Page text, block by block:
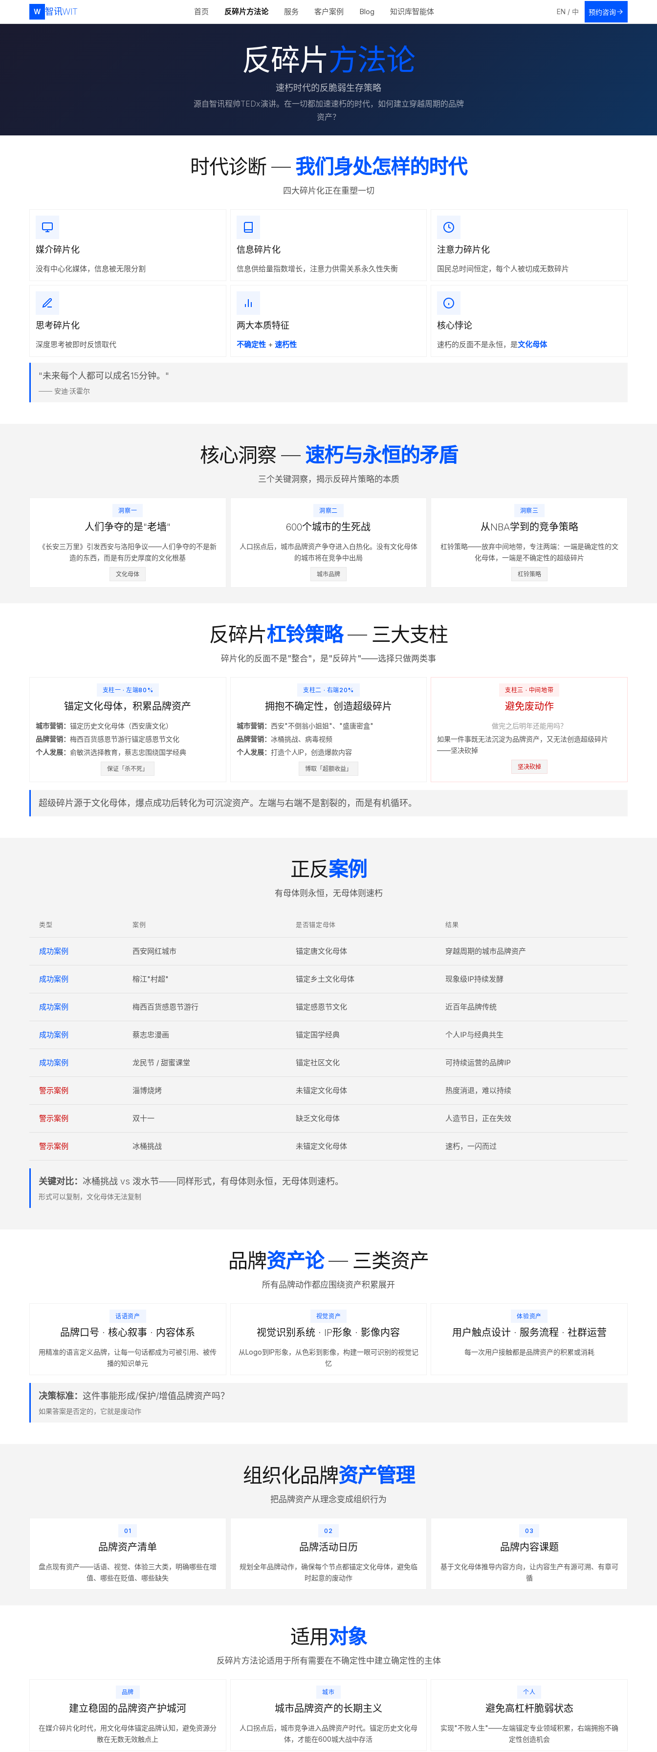
W 智讯WIT 首页 反碎片方法论 服务 客户案例 Blog 知识库智能体 EN / 中 预约咨询
反碎片方法论
速朽时代的反脆弱生存策略
源自智讯程帅TEDx演讲。在一切都加速速朽的时代，如何建立穿越周期的品牌
资产？
时代诊断 — 我们身处怎样的时代
四大碎片化正在重塑一切
媒介碎片化
没有中心化媒体，信息被无限分割
信息碎片化
信息供给量指数增长，注意力供需关系永久性失衡
注意力碎片化
国民总时间恒定，每个人被切成无数碎片
思考碎片化
深度思考被即时反馈取代
两大本质特征
不确定性+ 速朽性
核心悖论
速朽的反面不是永恒，是文化母体
"未来每个人都可以成名15分钟。"
—— 安迪·沃霍尔
核心洞察 — 速朽与永恒的矛盾
三个关键洞察，揭示反碎片策略的本质
洞察一
人们争夺的是"老墙"
《长安三万里》引发西安与洛阳争议——人们争夺的不是新
造的东西，而是有历史厚度的文化根基
文化母体
洞察二
600个城市的生死战
人口拐点后，城市品牌资产争夺进入白热化。没有文化母体
的城市将在竞争中出局
城市品牌
洞察三
从NBA学到的竞争策略
杠铃策略——放弃中间地带，专注两端：一端是确定性的文
化母体，一端是不确定性的超级碎片
杠铃策略
反碎片杠铃策略— 三大支柱
碎片化的反面不是"整合"，是"反碎片"——选择只做两类事
支柱一 · 左端80%
锚定文化母体，积累品牌资产
城市营销： 锚定历史文化母体（西安唐文化）
品牌营销： 梅西百货感恩节游行锚定感恩节文化
个人发展： 俞敏洪选择教育，蔡志忠围绕国学经典
保证「杀不死」
支柱二 · 右端20%
拥抱不确定性，创造超级碎片
城市营销： 西安"不倒翁小姐姐"、"盛唐密盒"
品牌营销： 冰桶挑战、病毒视频
个人发展： 打造个人IP，创造爆款内容
博取「超额收益」
支柱三 · 中间地带
避免废动作
做完之后明年还能用吗？
如果一件事既无法沉淀为品牌资产，又无法创造超级碎片
——坚决砍掉
坚决砍掉
超级碎片源于文化母体，爆点成功后转化为可沉淀资产。左端与右端不是割裂的，而是有机循环。
正反案例
有母体则永恒，无母体则速朽
类型 案例 是否锚定母体 结果
成功案例 西安网红城市 锚定唐文化母体 穿越周期的城市品牌资产
成功案例 榕江"村超" 锚定乡土文化母体 现象级IP持续发酵
成功案例 梅西百货感恩节游行 锚定感恩节文化 近百年品牌传统
成功案例 蔡志忠漫画 锚定国学经典 个人IP与经典共生
成功案例 龙民节 / 甜蜜课堂 锚定社区文化 可持续运营的品牌IP
警示案例 淄博烧烤 未锚定文化母体 热度消退，难以持续
警示案例 双十一 缺乏文化母体 人造节日，正在失效
警示案例 冰桶挑战 未锚定文化母体 速朽，一闪而过
关键对比： 冰桶挑战 vs 泼水节——同样形式，有母体则永恒，无母体则速朽。
形式可以复制，文化母体无法复制
品牌资产论— 三类资产
所有品牌动作都应围绕资产积累展开
话语资产
品牌口号 · 核心叙事 · 内容体系
用精准的语言定义品牌，让每一句话都成为可被引用、被传
播的知识单元
视觉资产
视觉识别系统 · IP形象 · 影像内容
从Logo到IP形象，从色彩到影像，构建一眼可识别的视觉记
忆
体验资产
用户触点设计 · 服务流程 · 社群运营
每一次用户接触都是品牌资产的积累或消耗
决策标准： 这件事能形成/保护/增值品牌资产吗？
如果答案是否定的，它就是废动作
组织化品牌资产管理
把品牌资产从理念变成组织行为
01
品牌资产清单
盘点现有资产——话语、视觉、体验三大类，明确哪些在增
值、哪些在贬值、哪些缺失
02
品牌活动日历
规划全年品牌动作，确保每个节点都锚定文化母体，避免临
时起意的废动作
03
品牌内容课题
基于文化母体推导内容方向，让内容生产有源可溯、有章可
循
适用对象
反碎片方法论适用于所有需要在不确定性中建立确定性的主体
品牌
建立稳固的品牌资产护城河
在媒介碎片化时代，用文化母体锚定品牌认知，避免资源分
散在无数无效触点上
城市
城市品牌资产的长期主义
人口拐点后，城市竞争进入品牌资产时代。锚定历史文化母
体，才能在600城大战中存活
个人
避免高杠杆脆弱状态
实现"不败人生"——左端锚定专业领域积累，右端拥抱不确
定性创造机会